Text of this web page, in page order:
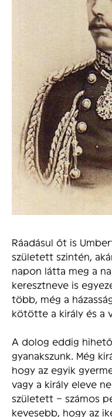
Ráadásul őt is
született szintén,
napon látta meg a
keresztneve is
több, még a
kötötte a király és a
A dolog eddig
gyanakszunk. Még
hogy az egyik
vagy a király eleve
született – számos
kevesebb, hogy az